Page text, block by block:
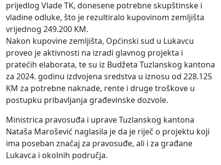
prijedlog Vlade TK, donesene potrebne skupštinske i
vladine odluke, što je rezultiralo kupovinom zemljišta
vrijednog 249.200 KM.
Nakon kupovine zemljišta, Općinski sud u Lukavcu
proveo je aktivnosti na izradi glavnog projekta i
pratećih elaborata, te su iz Budžeta Tuzlanskog kantona
za 2024. godinu izdvojena sredstva u iznosu od 228.125
KM za potrebne naknade, rente i druge troškove u
postupku pribavljanja građevinske dozvole.
Ministrica pravosuđa i uprave Tuzlanskog kantona
Nataša Marošević naglasila je da je riječ o projektu koji
ima poseban značaj za pravosuđe, ali i za građane
Lukavca i okolnih područja.